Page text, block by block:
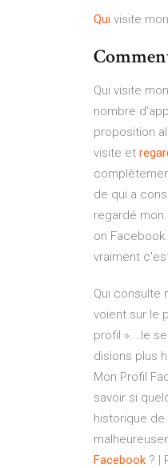
Qui visite mon
Qui visite
nombre
proposition
visite et
de qui a
regardé
on
vraiment c'est
Qui consulte
voient sur le
profil ».…le
disions plus
Mon Profil
savoir si
historique de
Facebook ? |